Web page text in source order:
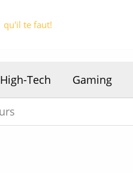
qu'il te faut!
High-Tech Gaming